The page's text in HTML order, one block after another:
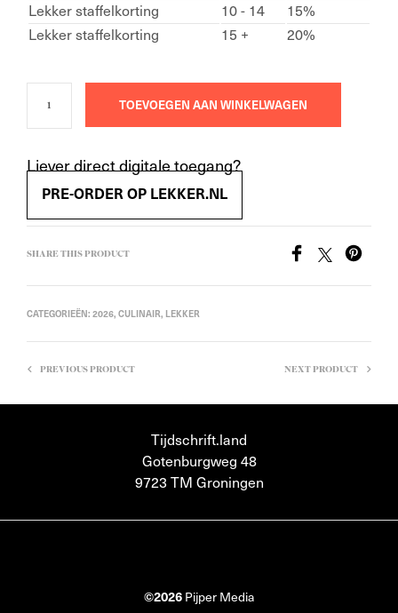
Lekker staffelkorting
10 - 14
15%
Lekker staffelkorting
15 + 20%
TOEVOEGEN AAN WINKELWAGEN
Liever direct digitale toegang?
PRE-ORDER OP LEKKER.NL
SHARE THIS PRODUCT
CATEGORIEËN: 2026, CULINAIR, LEKKER
PREVIOUS PRODUCT NEXT PRODUCT
Tijdschrift.land
Gotenburgweg 48
9723 TM Groningen
©2026 Pijper Media